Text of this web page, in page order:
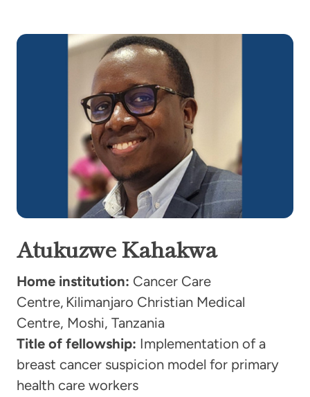
Atukuzwe Kahakwa
Home institution: Cancer Care
Centre, Kilimanjaro Christian Medical
Centre, Moshi, Tanzania
Title of fellowship: Implementation of a
breast cancer suspicion model for primary
health care workers